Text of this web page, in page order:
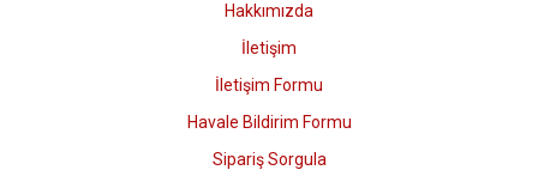
Gönder
Hakkımızda
İletişim
İletişim Formu
Havale Bildirim Formu
Sipariş Sorgula